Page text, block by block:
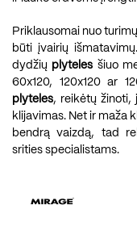
Priklausomai nuo
būti įvairių
dydžių plyteles šiuo
60x120, 120x120 ar
plyteles, reikėtų žinoti,
klijavimas. Net ir maža
bendrą vaizdą, tad
srities specialistams.